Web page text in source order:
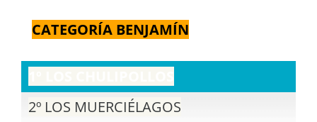
CATEGORÍA BENJAMÍN
2º LOS MUERCIÉLAGOS